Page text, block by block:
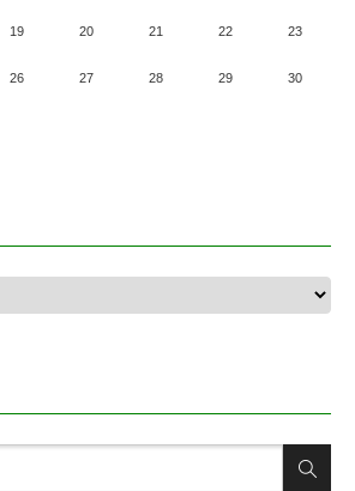
19 20 21 22 23
26 27 28 29 30